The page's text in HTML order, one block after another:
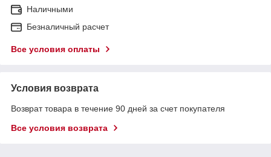
Наличными
Безналичный расчет
Все условия оплаты
Условия возврата
Возврат товара в течение 90 дней за счет покупателя
Все условия возврата